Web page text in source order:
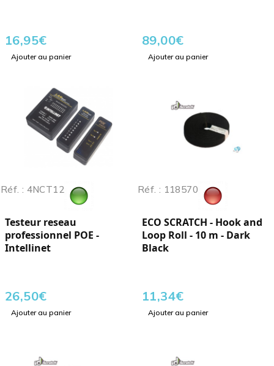
16,95€
Ajouter au panier
89,00€
Ajouter au panier
Réf. : 4NCT12
Testeur reseau
professionnel POE -
Intellinet
26,50€
Ajouter au panier
Réf. : 118570
ECO SCRATCH - Hook and
Loop Roll - 10 m - Dark
Black
11,34€
Ajouter au panier